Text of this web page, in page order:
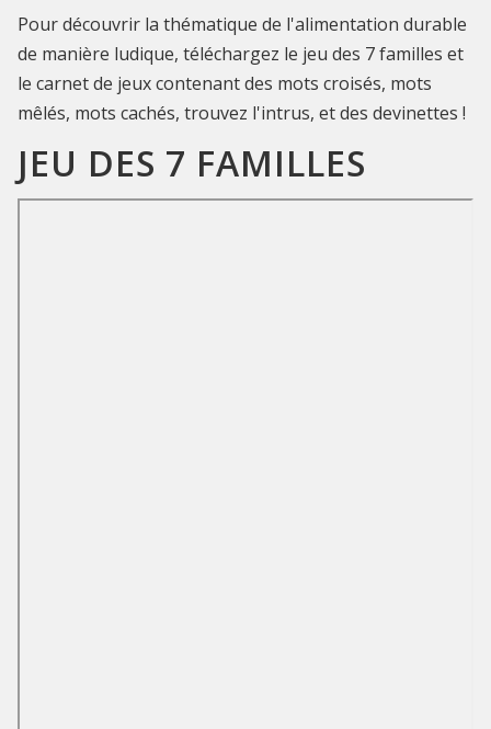
Pour découvrir la thématique de l'alimentation durable
de manière ludique, téléchargez le jeu des 7 familles et
le carnet de jeux contenant des mots croisés, mots
mêlés, mots cachés, trouvez l'intrus, et des devinettes !
JEU DES 7 FAMILLES